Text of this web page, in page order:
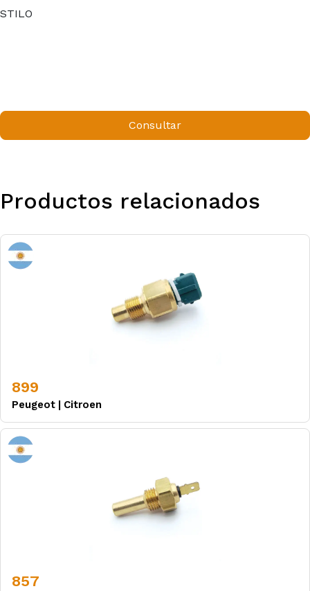
STILO
Consultar
Productos relacionados
899
Peugeot | Citroen
857